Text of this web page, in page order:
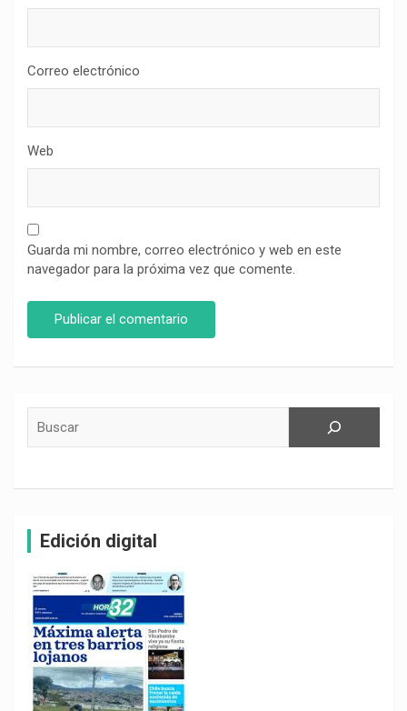
Correo electrónico
Web
Guarda mi nombre, correo electrónico y web en este
navegador para la próxima vez que comente.
Edición digital